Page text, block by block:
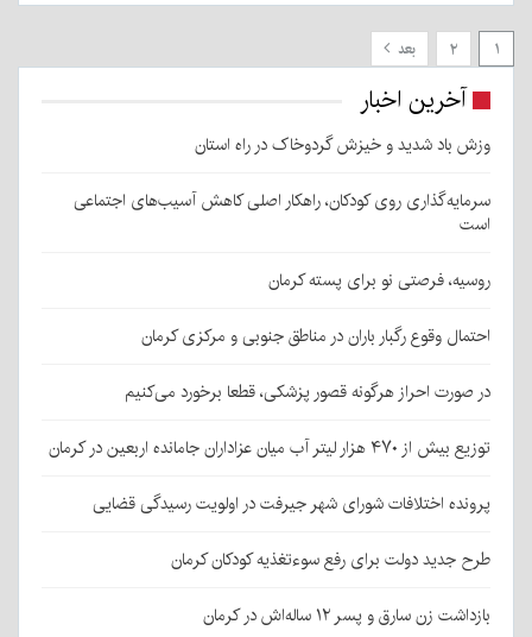
۱ ۲ بعد
آخرین اخبار
وزش باد شدید و خیزش گردوخاک در راه استان
سرمایه‌گذاری روی کودکان، راهکار اصلی کاهش آسیب‌های اجتماعی
است
روسیه، فرصتی نو برای پسته کرمان
احتمال وقوع رگبار باران در مناطق جنوبی و مرکزی کرمان
در صورت احراز هرگونه قصور پزشکی، قطعا برخورد می‌کنیم
توزیع بیش از ۴۷۰ هزار لیتر آب میان عزاداران جامانده اربعین در کرمان
پرونده اختلافات شورای شهر جیرفت در اولویت رسیدگی قضایی
طرح جدید دولت برای رفع سوءتغذیه کودکان کرمان
بازداشت زن سارق و پسر ۱۲ ساله‌اش در کرمان